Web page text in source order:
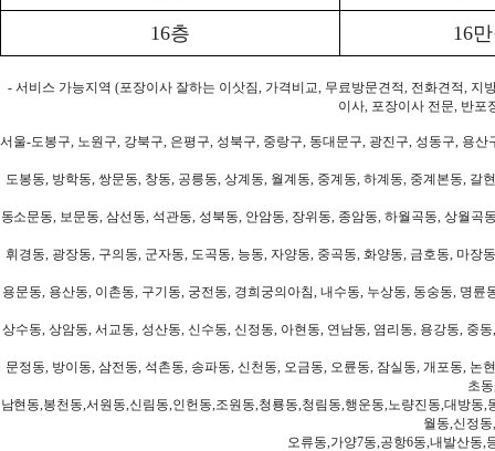
16층 16
- 서비스 가능지역 (포장이사 잘하는 이삿짐, 가격비교, 무료방문견적, 전화견적,
이사, 포장이사 전문, 반포
서울-도봉구, 노원구, 강북구, 은평구, 성북구, 중랑구, 동대문구, 광진구, 성동구, 용
도봉동, 방학동, 쌍문동, 창동, 공릉동, 상계동, 월계동, 중계동, 하계동, 중계본동,
동소문동, 보문동, 삼선동, 석관동, 성북동, 안암동, 장위동, 종암동, 하월곡동, 상월
휘경동, 광장동, 구의동, 군자동, 도곡동, 능동, 자양동, 중곡동, 화양동, 금호동, 마
용문동, 용산동, 이촌동, 구기동, 궁전동, 경희궁의아침, 내수동, 누상동, 동숭동, 명
상수동, 상암동, 서교동, 성산동, 신수동, 신정동, 아현동, 연남동, 염리동, 용강동, 중
문정동, 방이동, 삼전동, 석촌동, 송파동, 신천동, 오금동, 오륜동, 잠실동, 개포동,
초
남현동,봉천동,서원동,신림동,인헌동,조원동,청룡동,청림동,행운동,노량진동,대방
월동,신정
오류동,가양7동,공항6동,내발산동,